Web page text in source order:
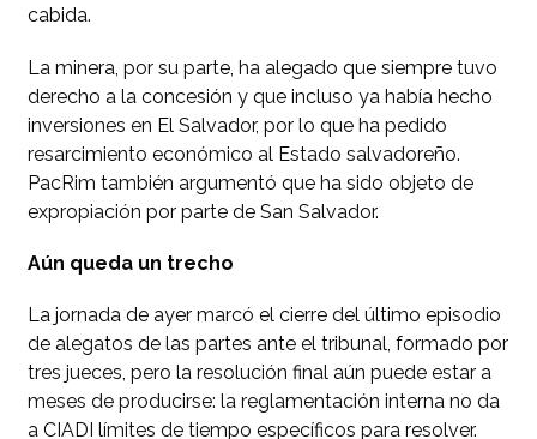
cabida.
La minera, por su parte, ha alegado que siempre tuvo
derecho a la concesión y que incluso ya había hecho
inversiones en El Salvador, por lo que ha pedido
resarcimiento económico al Estado salvadoreño.
PacRim también argumentó que ha sido objeto de
expropiación por parte de San Salvador.
Aún queda un trecho
La jornada de ayer marcó el cierre del último episodio
de alegatos de las partes ante el tribunal, formado por
tres jueces, pero la resolución final aún puede estar a
meses de producirse: la reglamentación interna no da
a CIADI límites de tiempo específicos para resolver.